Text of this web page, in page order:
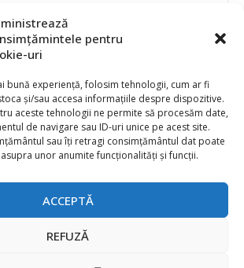
pentru
uri
bună experiență, folosim tehnologii, cum ar fi
și/sau accesa informațiile despre dispozitive.
aceste tehnologii ne permite să procesăm date,
de navigare sau ID-uri unice pe acest site.
sau îți retragi consimțământul dat poate
unor anumite funcționalități și funcții.
ACCEPTĂ
REFUZĂ
Contact
Publicitate
“Electronica Azi”